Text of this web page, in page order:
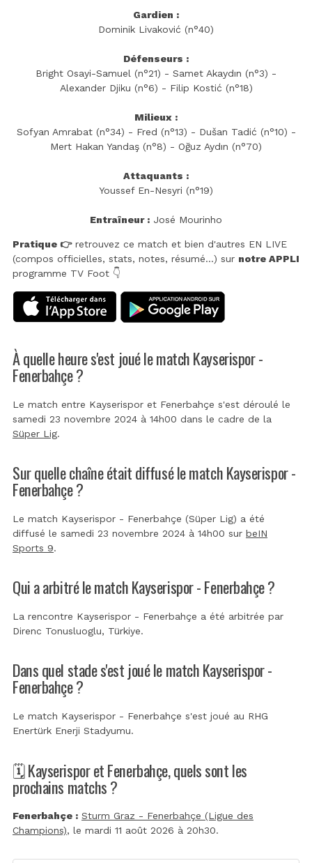
Gardien :
Dominik Livaković (n°40)
Défenseurs :
Bright Osayi-Samuel (n°21) - Samet Akaydın (n°3) -
Alexander Djiku (n°6) - Filip Kostić (n°18)
Milieux :
Sofyan Amrabat (n°34) - Fred (n°13) - Dušan Tadić (n°10) -
Mert Hakan Yandaş (n°8) - Oğuz Aydın (n°70)
Attaquants :
Youssef En-Nesyri (n°19)
Entraîneur : José Mourinho
Pratique 👉retrouvez ce match et bien d'autres EN LIVE
(compos officielles, stats, notes, résumé...) sur notre APPLI
programme TV Foot 👇
À quelle heure s'est joué le match Kayserispor -
Fenerbahçe ?
Le match entre Kayserispor et Fenerbahçe s'est déroulé le
samedi 23 novembre 2024 à 14h00 dans le cadre de la
Süper Lig.
Sur quelle chaîne était diffusé le match Kayserispor -
Fenerbahçe ?
Le match Kayserispor - Fenerbahçe (Süper Lig) a été
diffusé le samedi 23 novembre 2024 à 14h00 sur beIN
Sports 9.
Qui a arbitré le match Kayserispor - Fenerbahçe ?
La rencontre Kayserispor - Fenerbahçe a été arbitrée par
Direnc Tonusluoglu, Türkiye.
Dans quel stade s'est joué le match Kayserispor -
Fenerbahçe ?
Le match Kayserispor - Fenerbahçe s'est joué au RHG
Enertürk Enerji Stadyumu.
🗓️ Kayserispor et Fenerbahçe, quels sont les
prochains matchs ?
Fenerbahçe : Sturm Graz - Fenerbahçe (Ligue des
Champions), le mardi 11 août 2026 à 20h30.